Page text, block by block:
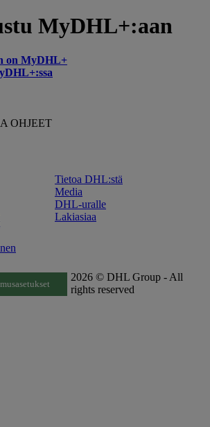
MyDHL+:aan
on MyDHL+
OHJEET
Tietoa DHL:stä
Media
DHL-uralle
Lakiasiaa
2026 © DHL Group - All
rights reserved